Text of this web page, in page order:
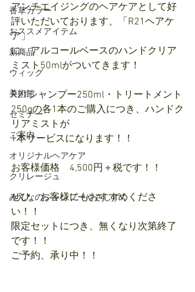
香草カラー
おススメアイテム
新商品
ウィッグ
美術館
セミナー
ご案内
オリジナルヘアケア
クリレージュ
みんなのシャンプーやさしずく
アンチエイジングのヘアケアとして好
評いただいております、「R21ヘアケ
ア」
に、アルコールベースのハンドクリア
ミスト50mlがついてきます！
R21シャンプー250ml・トリートメント
250gの各1本のご購入につき、ハンドク
リアミストが
1本サービスになります！！
お客様価格　4,500円＋税です！！
ぜひ、お客様にもおすすめくださ
い！！
限定セットにつき、無くなり次第終了
です！！
ご予約、承り中！！